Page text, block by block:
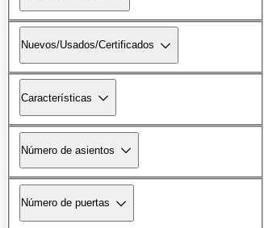
Nuevos/Usados/Certificados
Características
Número de asientos
Número de puertas